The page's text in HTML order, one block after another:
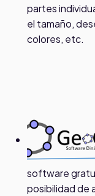
partes
el tamaño,
colores, etc.
software
posibilidad de